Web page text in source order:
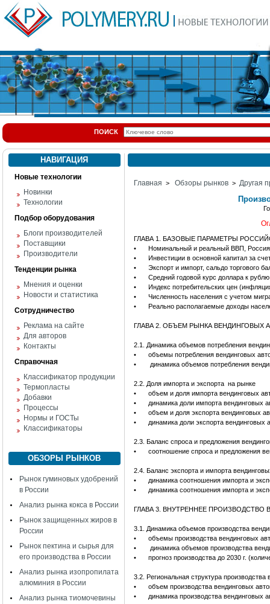
ПОИСК
НАВИГАЦИЯ
Новые технологии
Новинки
Технологии
Подбор оборудования
Блоги производителей
Поставщики
Производители
Тенденции рынка
Мнения и оценки
Новости и статистика
Сотрудничество
Реклама на сайте
Для авторов
Контакты
Справочная
Классификатор продукции
Термопласты
Добавки
Процессы
Нормы и ГОСТы
Классификаторы
ОБЗОРЫ РЫНКОВ
Рынок гуминовых удобрений
в России
Анализ рынка кокса в России
Рынок защищенных жиров в
России
Рынок пектина и сырья для
его производства в России
Анализ рынка изопропилата
алюминия в России
Анализ рынка тиомочевины
Главная > Обзоры рынков > Другая
ГЛАВА 1. БАЗОВЫЕ ПАРАМЕТРЫ
•
Номинальный и реальный ВВП,
•
Инвестиции в основной капитал за
•
Экспорт и импорт, сальдо торгового
•
Средний годовой курс доллара к
•
Индекс потребительских цен
•
Численность населения с учетом
•
Реально располагаемые доходы
ГЛАВА 2. ОБЪЕМ РЫНКА ВЕНДИНГОВЫХ
2.1. Динамика объемов потребления
•
объемы потребления вендинговых
•
динамика объемов потребления
2.2. Доля импорта и экспорта на рынке
•
объем и доля импорта вендинговых
•
динамика доли импорта вендинговых
•
объем и доля экспорта вендинговых
•
динамика доли экспорта
2.3. Баланс спроса и предложения
•
соотношение спроса и предложения
2.4. Баланс экспорта и импорта
•
динамика соотношения импорта и
•
динамика соотношения импорта и
ГЛАВА 3. ВНУТРЕННЕЕ ПРОИЗВОДСТВО
3.1. Динамика объемов производства
•
объемы производства вендинговых
•
динамика объемов производства
•
прогноз производства до 2030 г.
3.2. Региональная структура производства
•
объем производства вендинговых
•
динамика производства вендинговых